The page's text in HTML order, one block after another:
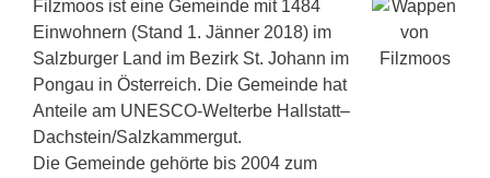
Filzmoos ist eine Gemeinde mit 1484
Einwohnern (Stand 1. Jänner 2018) im
Salzburger Land im Bezirk St. Johann im
Pongau in Österreich. Die Gemeinde hat
Anteile am UNESCO-Welterbe Hallstatt–
Dachstein/Salzkammergut.
Die Gemeinde gehörte bis 2004 zum